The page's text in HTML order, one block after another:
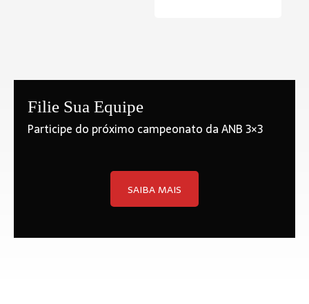
Filie Sua Equipe
Participe do próximo campeonato da ANB 3×3
SAIBA MAIS